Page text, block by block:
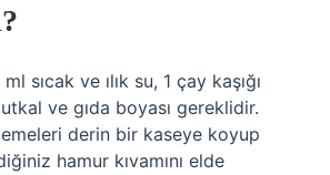
sıcak ve ılık su, 1 çay kaşığı
ve gıda boyası gereklidir.
derin bir kaseye koyup
hamur kıvamını elde